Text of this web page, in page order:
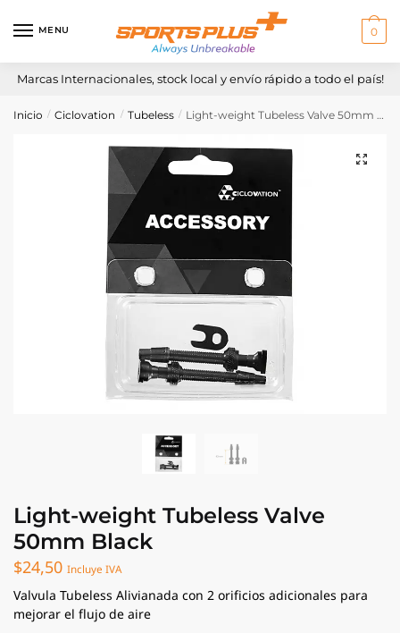
MENU 0
Marcas Internacionales, stock local y envío rápido a todo el país!
Inicio / Ciclovation / Tubeless / Light-weight Tubeless Valve 50mm Black
Light-weight Tubeless Valve
50mm Black
$24,50 Incluye IVA
Valvula Tubeless Alivianada con 2 orificios adicionales para
mejorar el flujo de aire